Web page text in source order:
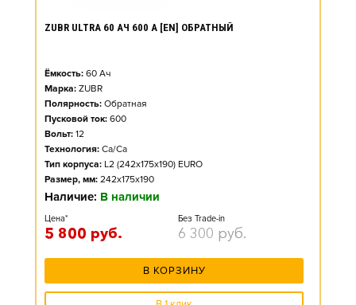
ZUBR ULTRA 60 АЧ 600 А [EN] ОБРАТНЫЙ
Ёмкость: 60 Ач
Марка: ZUBR
Полярность: Обратная
Пусковой ток: 600
Вольт: 12
Технология: Ca/Ca
Тип корпуса: L2 (242x175x190) EURO
Размер, мм: 242x175x190
Наличие: В наличии
Цена*
5 800 руб.
Без Trade-in
6 300 руб.
В КОРЗИНУ